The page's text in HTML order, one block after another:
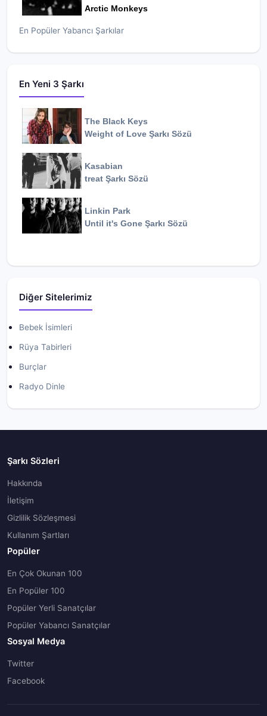
Arctic Monkeys
En Popüler Yabancı Şarkılar
En Yeni 3 Şarkı
The Black Keys
Weight of Love Şarkı Sözü
Kasabian
treat Şarkı Sözü
Linkin Park
Until it's Gone Şarkı Sözü
Diğer Sitelerimiz
Bebek İsimleri
Rüya Tabirleri
Burçlar
Radyo Dinle
Şarkı Sözleri
Hakkında
İletişim
Gizlilik Sözleşmesi
Kullanım Şartları
Popüler
En Çok Okunan 100
En Popüler 100
Popüler Yerli Sanatçılar
Popüler Yabancı Sanatçılar
Sosyal Medya
Twitter
Facebook